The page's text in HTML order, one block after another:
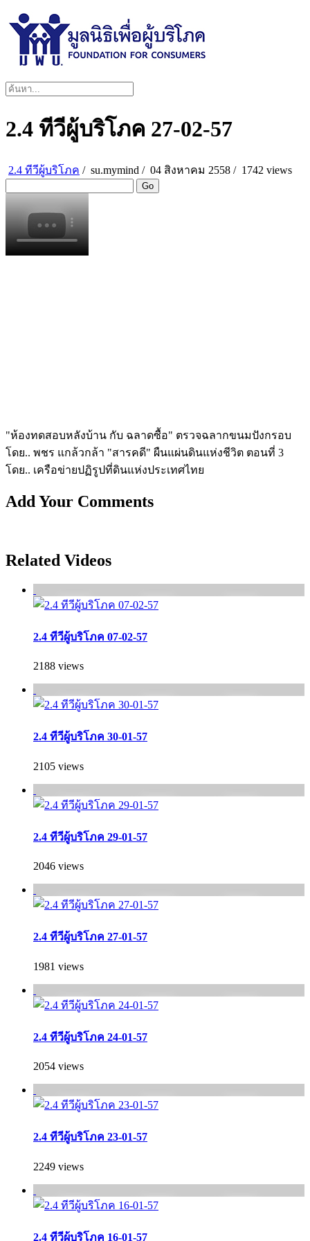
2.4 ทีวีผู้บริโภค 27-02-57
2.4 ทีวีผู้บริโภค / su.mymind / 04 สิงหาคม 2558 / 1742 views
Go
"ห้องทดสอบหลังบ้าน กับ ฉลาดซื้อ" ตรวจฉลากขนมปังกรอบ
โดย.. พชร แกล้วกล้า "สารคดี" ผืนแผ่นดินแห่งชีวิต ตอนที่ 3
โดย.. เครือข่ายปฏิรูปที่ดินแห่งประเทศไทย
Add Your Comments
Related Videos
2.4 ทีวีผู้บริโภค 07-02-57
2188 views
2.4 ทีวีผู้บริโภค 30-01-57
2105 views
2.4 ทีวีผู้บริโภค 29-01-57
2046 views
2.4 ทีวีผู้บริโภค 27-01-57
1981 views
2.4 ทีวีผู้บริโภค 24-01-57
2054 views
2.4 ทีวีผู้บริโภค 23-01-57
2249 views
2.4 ทีวีผู้บริโภค 16-01-57